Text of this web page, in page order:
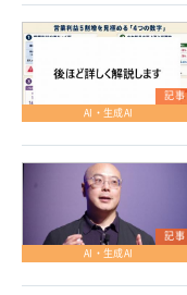
記事
AI・生成AI
記事
AI・生成AI